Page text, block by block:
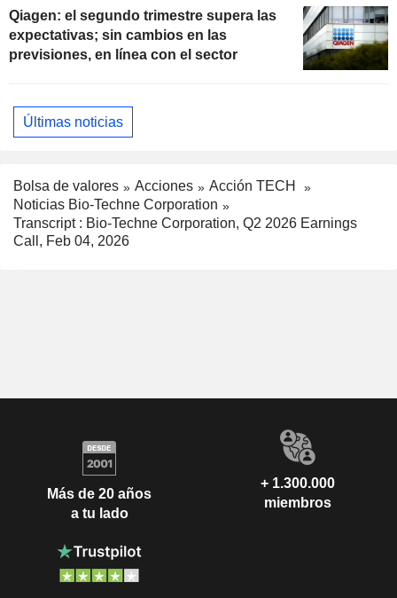
Qiagen: el segundo trimestre supera las
expectativas; sin cambios en las
previsiones, en línea con el sector
Últimas noticias
Bolsa de valores Acciones
Acción TECH
Noticias Bio-Techne Corporation
Transcript : Bio-Techne Corporation, Q2 2026 Earnings
Call, Feb 04, 2026
Más de 20 años
a tu lado
+ 1.300.000
miembros